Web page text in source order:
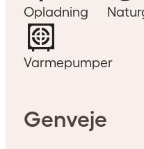
Opladning
Varmepumper
Genveje